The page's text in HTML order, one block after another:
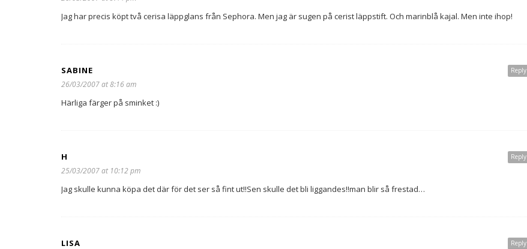
Jag har precis köpt två cerisa läppglans från Sephora. Men jag är sugen på cerist läppstift. Och marinblå kajal. Men inte ihop!
Reply
SABINE
26/03/2007 at 8:16 am
Härliga färger på sminket :)
Reply
H
25/03/2007 at 10:12 pm
Jag skulle kunna köpa det där för det ser så fint ut!!Sen skulle det bli liggandes!!man blir så frestad…
Reply
LISA